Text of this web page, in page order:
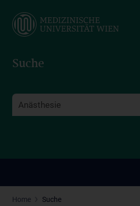
main
Suche
Home Suche